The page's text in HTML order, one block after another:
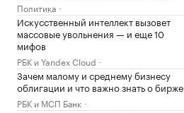
Политика
Искусственный интеллект вызовет
массовые увольнения — и еще 10
мифов
РБК и Yandex Cloud
Зачем малому и среднему бизнесу
облигации и что важно знать о бирже
РБК и МСП Банк